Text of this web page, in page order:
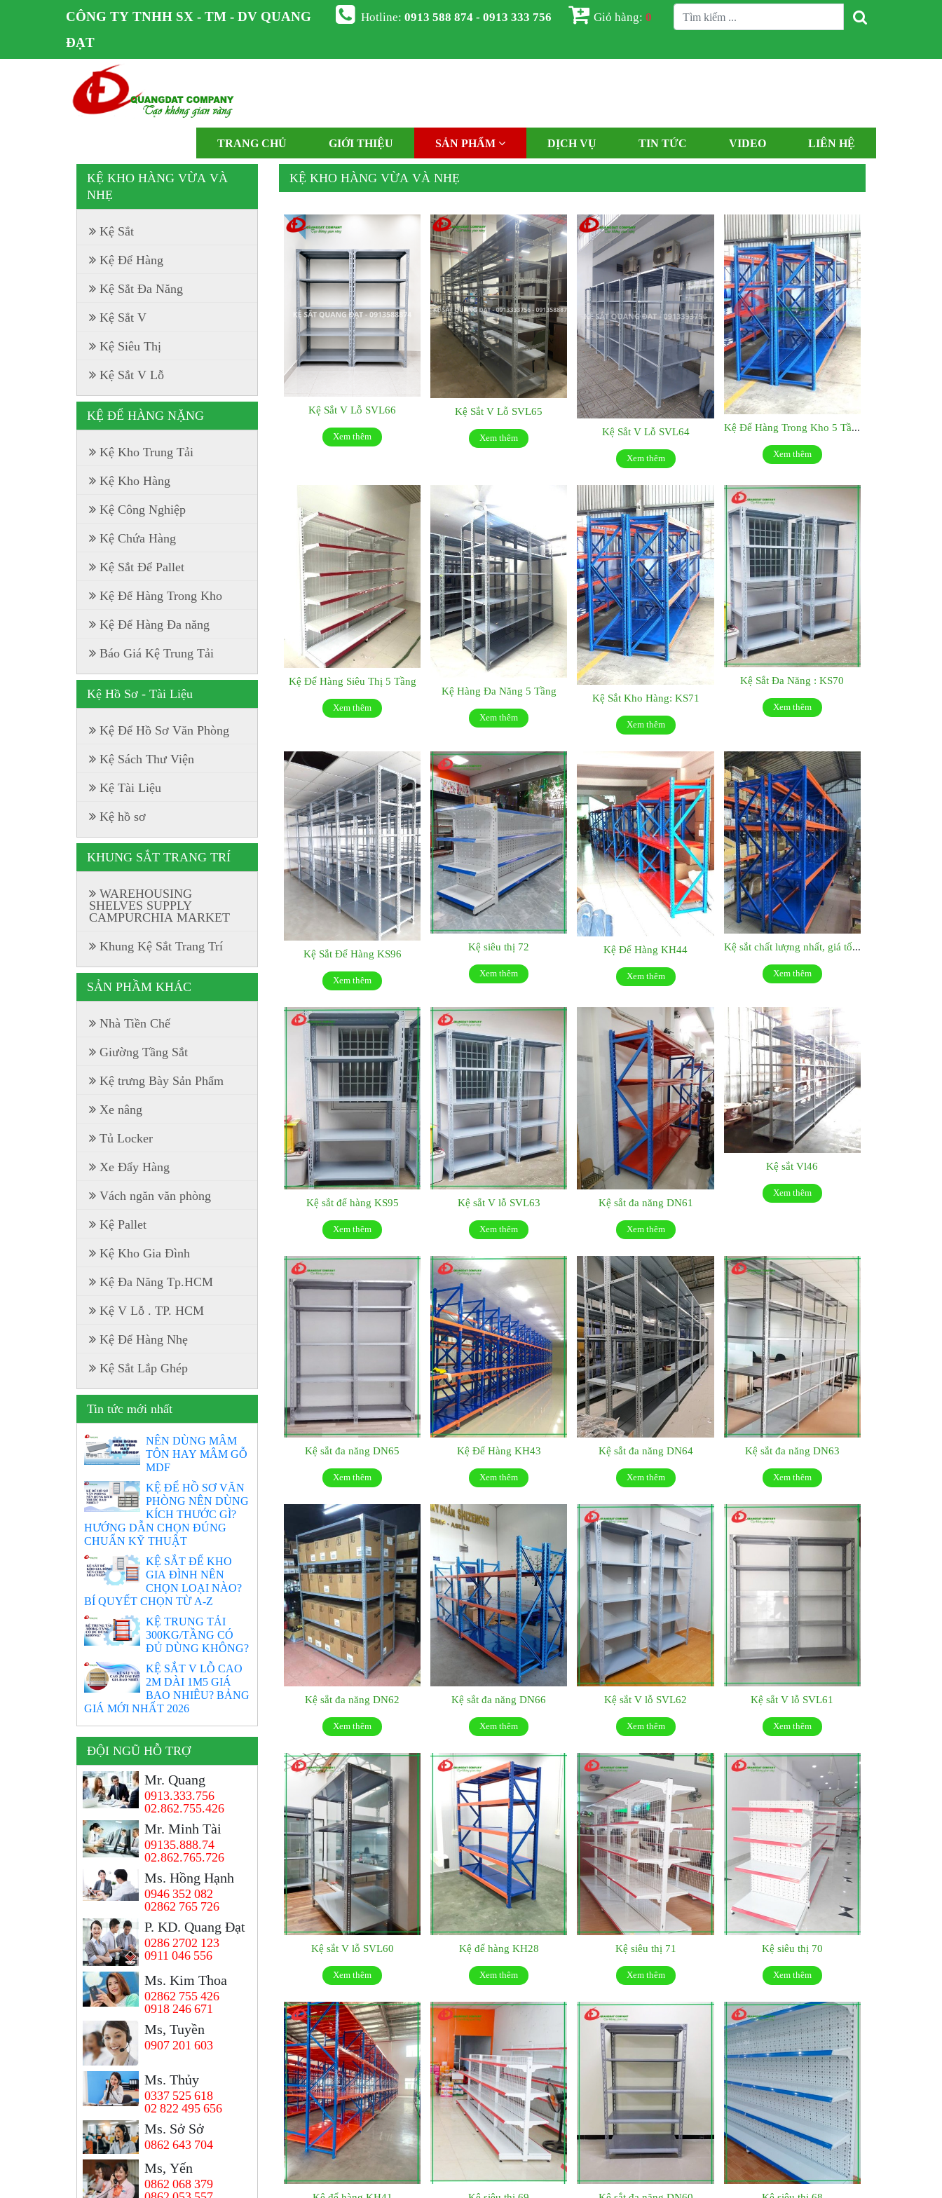
CÔNG TY TNHH SX - TM - DV QUANG
ĐẠT
Hotline:0913 588 874 - 0913 333 756 Giỏ hàng:0
TRANG CHỦ GIỚI THIỆU SẢN PHẨM DỊCH VỤ TIN TỨC VIDEO LIÊN HỆ
KỆ KHO HÀNG VỪA VÀ NHẸ
Kệ Sắt V Lỗ SVL66
Xem thêm
Kệ Sắt V Lỗ SVL65
Xem thêm
Kệ Sắt V Lỗ SVL64
Xem thêm
Kệ Để Hàng Trong Kho 5 Tầng
Xem thêm
Kệ Để Hàng Siêu Thị 5 Tầng
Xem thêm
Kệ Hàng Đa Năng 5 Tầng
Xem thêm
Kệ Sắt Kho Hàng: KS71
Xem thêm
Kệ Sắt Đa Năng : KS70
Xem thêm
Kệ Sắt Để Hàng KS96
Xem thêm
Kệ siêu thị 72
Xem thêm
Kệ Để Hàng KH44
Xem thêm
Kệ sắt chất lượng nhất, giá tốt nhất:KS048
Xem thêm
Kệ sắt để hàng KS95
Xem thêm
Kệ sắt V lỗ SVL63
Xem thêm
Kệ sắt đa năng DN61
Xem thêm
Kệ sắt Vl46
Xem thêm
Kệ sắt đa năng DN65
Xem thêm
Kệ Để Hàng KH43
Xem thêm
Kệ sắt đa năng DN64
Xem thêm
Kệ sắt đa năng DN63
Xem thêm
Kệ sắt đa năng DN62
Xem thêm
Kệ sắt đa năng DN66
Xem thêm
Kệ sắt V lỗ SVL62
Xem thêm
Kệ sắt V lỗ SVL61
Xem thêm
Kệ sắt V lỗ SVL60
Xem thêm
Kệ để hàng KH28
Xem thêm
Kệ siêu thị 71
Xem thêm
Kệ siêu thị 70
Xem thêm
KỆ KHO HÀNG VỪA VÀ
NHẸ
Kệ Sắt
Kệ Để Hàng
Kệ Sắt Đa Năng
Kệ Sắt V
Kệ Siêu Thị
Kệ Sắt V Lỗ
KỆ ĐỂ HÀNG NẶNG
Kệ Kho Trung Tải
Kệ Kho Hàng
Kệ Công Nghiệp
Kệ Chứa Hàng
Kệ Sắt Để Pallet
Kệ Để Hàng Trong Kho
Kệ Để Hàng Đa năng
Báo Giá Kệ Trung Tải
Kệ Hồ Sơ - Tài Liệu
Kệ Để Hồ Sơ Văn Phòng
Kệ Sách Thư Viện
Kệ Tài Liệu
Kệ hồ sơ
KHUNG SẮT TRANG TRÍ
WAREHOUSING
SHELVES SUPPLY
CAMPURCHIA MARKET
Khung Kệ Sắt Trang Trí
SẢN PHẦM KHÁC
Nhà Tiền Chế
Giường Tầng Sắt
Kệ trưng Bày Sản Phẩm
Xe nâng
Tủ Locker
Xe Đẩy Hàng
Vách ngăn văn phòng
Kệ Pallet
Kệ Kho Gia Đình
Kệ Đa Năng Tp.HCM
Kệ V Lỗ . TP. HCM
Kệ Để Hàng Nhẹ
Kệ Sắt Lắp Ghép
Tin tức mới nhất
NÊN DÙNG MÂM
TÔN HAY MÂM GỖ
MDF
KỆ ĐỂ HỒ SƠ VĂN
PHÒNG NÊN DÙNG
KÍCH THƯỚC GÌ?
HƯỚNG DẪN CHỌN ĐÚNG
CHUẨN KỸ THUẬT
KỆ SẮT ĐỂ KHO
GIA ĐÌNH NÊN
CHỌN LOẠI NÀO?
BÍ QUYẾT CHỌN TỪ A-Z
KỆ TRUNG TẢI
300KG/TẦNG CÓ
ĐỦ DÙNG KHÔNG?
KỆ SẮT V LỖ CAO
2M DÀI 1M5 GIÁ
BAO NHIÊU? BẢNG
GIÁ MỚI NHẤT 2026
ĐỘI NGŨ HỖ TRỢ
Mr. Quang
0913.333.756
02.862.755.426
Mr. Minh Tài
09135.888.74
02.862.765.726
Ms. Hồng Hạnh
0946 352 082
02862 765 726
P. KD. Quang Đạt
0286 2702 123
0911 046 556
Ms. Kim Thoa
02862 755 426
0918 246 671
Ms, Tuyền
0907 201 603
Ms. Thủy
0337 525 618
02 822 495 656
Ms. Sở Sở
0862 643 704
Ms, Yến
0862 068 379